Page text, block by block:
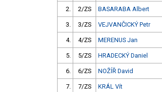
2. 2/ZS BASARABA Albert
3. 3/ZS VEJVANČICKÝ Petr
4. 4/ZS MERENUS Jan
5. 5/ZS HRADECKÝ Daniel
6. 6/ZS NOŽÍŘ David
7. 7/ZS KRÁL Vít